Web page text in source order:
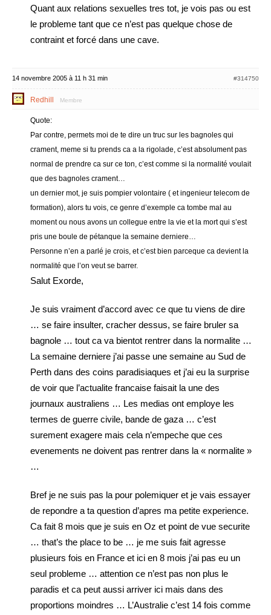
Quant aux relations sexuelles tres tot, je vois pas ou est
le probleme tant que ce n’est pas quelque chose de
contraint et forcé dans une cave.
14 novembre 2005 à 11 h 31 min #314750
Redhill Membre
Quote:
Par contre, permets moi de te dire un truc sur les bagnoles qui
crament, meme si tu prends ca a la rigolade, c’est absolument pas
normal de prendre ca sur ce ton, c’est comme si la normalité voulait
que des bagnoles crament…
un dernier mot, je suis pompier volontaire ( et ingenieur telecom de
formation), alors tu vois, ce genre d’exemple ca tombe mal au
moment ou nous avons un collegue entre la vie et la mort qui s’est
pris une boule de pétanque la semaine derniere…
Personne n’en a parlé je crois, et c’est bien parceque ca devient la
normalité que l’on veut se barrer.
Salut Exorde,
Je suis vraiment d’accord avec ce que tu viens de dire
… se faire insulter, cracher dessus, se faire bruler sa
bagnole … tout ca va bientot rentrer dans la normalite …
La semaine derniere j’ai passe une semaine au Sud de
Perth dans des coins paradisiaques et j’ai eu la surprise
de voir que l’actualite francaise faisait la une des
journaux australiens … Les medias ont employe les
termes de guerre civile, bande de gaza … c’est
surement exagere mais cela n’empeche que ces
evenements ne doivent pas rentrer dans la « normalite »
…
Bref je ne suis pas la pour polemiquer et je vais essayer
de repondre a ta question d’apres ma petite experience.
Ca fait 8 mois que je suis en Oz et point de vue securite
… that’s the place to be … je me suis fait agresse
plusieurs fois en France et ici en 8 mois j’ai pas eu un
seul probleme … attention ce n’est pas non plus le
paradis et ca peut aussi arriver ici mais dans des
proportions moindres … L’Australie c’est 14 fois comme